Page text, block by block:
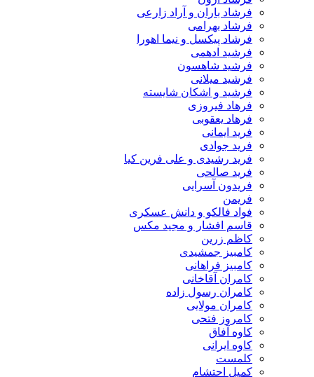
فرشاد باران و آراد زارعی
فرشاد بهرامی
فرشاد پیکسل و نیما اهورا
فرشید ادهمی
فرشید شاهسون
فرشید میلانی
فرشید و اشکان شایسته
فرهاد فیروزی
فرهاد یعقوبی
فرید ایمانی
فرید جوادی
فرید رشیدی و علی فرین کیا
فرید صالحی
فریدون آسرایی
فریمن
فواد فالکو و دانش عسکری
قاسم افشار و مجید مکس
کاظم زرین
کامبیز جمشیدی
کامبیز فراهانی
کامران آقاخانی
کامران رسول زاده
کامران مولایی
کامروز فتحی
کاوه آفاق
کاوه ایرانی
کلمست
کمیل احتشام